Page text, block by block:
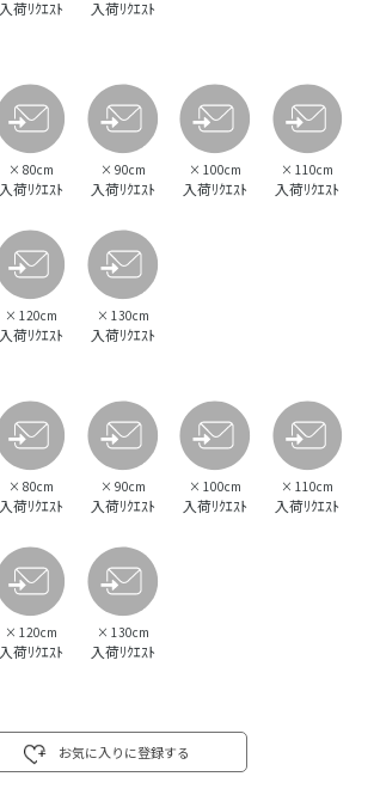
入荷ﾘｸｴｽﾄ 入荷ﾘｸｴｽﾄ
× 80cm
入荷ﾘｸｴｽﾄ
× 90cm
入荷ﾘｸｴｽﾄ
× 100cm
入荷ﾘｸｴｽﾄ
× 110cm
入荷ﾘｸｴｽﾄ
× 120cm
入荷ﾘｸｴｽﾄ
× 130cm
入荷ﾘｸｴｽﾄ
× 80cm
入荷ﾘｸｴｽﾄ
× 90cm
入荷ﾘｸｴｽﾄ
× 100cm
入荷ﾘｸｴｽﾄ
× 110cm
入荷ﾘｸｴｽﾄ
× 120cm
入荷ﾘｸｴｽﾄ
× 130cm
入荷ﾘｸｴｽﾄ
お気に入りに登録する